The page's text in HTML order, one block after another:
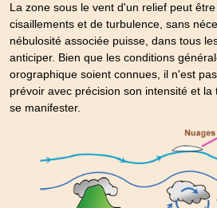
La zone sous le vent d'un relief peut
cisaillements et de turbulence, sans
nébulosité associée puisse, dans tous
anticiper. Bien que les conditions
orographique soient connues, il n'est
prévoir avec précision son intensité et
se manifester.